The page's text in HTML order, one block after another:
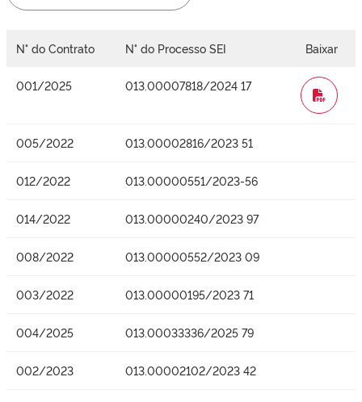
N° do Contrato N° do Processo SEI Baixar
001/2025 013.00007818/2024 17
WORD
005/2022 013.00002816/2023 51
012/2022 013.00000551/2023-56
014/2022 013.00000240/2023 97
008/2022 013.00000552/2023 09
003/2022 013.00000195/2023 71
004/2025 013.00033336/2025 79
002/2023 013.00002102/2023 42